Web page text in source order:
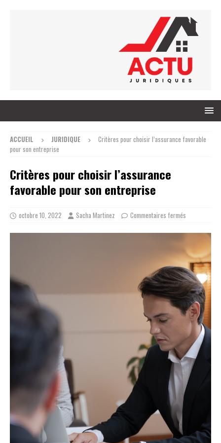
ACCUEIL JURIDIQUE
Critères pour choisir l’assurance favorable
pour son entreprise
Critères pour choisir l’assurance
favorable pour son entreprise
octobre 10, 2022 Sacha Martinez Commentaires fermés